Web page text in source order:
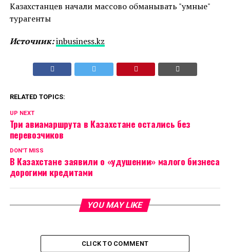
Казахстанцев начали массово обманывать "умные"
турагенты
Источник:inbusiness.kz
RELATED TOPICS:
UP NEXT
Три авиамаршрута в Казахстане остались без
перевозчиков
DON'T MISS
В Казахстане заявили о «удушении» малого бизнеса
дорогими кредитами
YOU MAY LIKE
CLICK TO COMMENT